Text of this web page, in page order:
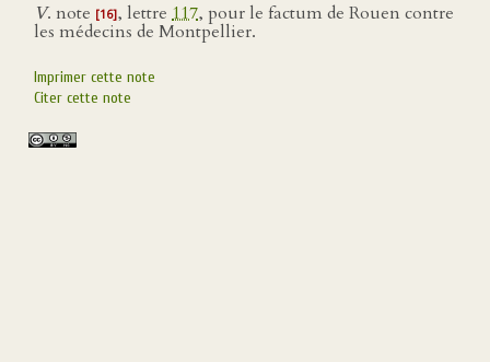
V. note [16], lettre 117, pour le factum de Rouen contre
les médecins de Montpellier.
Imprimer cette note
Citer cette note